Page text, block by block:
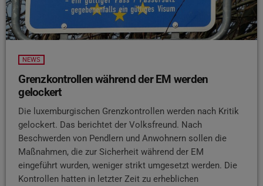
NEWS
Grenzkontrollen während der EM werden
gelockert
Die luxemburgischen Grenzkontrollen werden nach Kritik
gelockert. Das berichtet der Volksfreund. Nach
Beschwerden von Pendlern und Anwohnern sollen die
Maßnahmen, die zur Sicherheit während der EM
eingeführt wurden, weniger strikt umgesetzt werden. Die
Kontrollen hatten in letzter Zeit zu erheblichen